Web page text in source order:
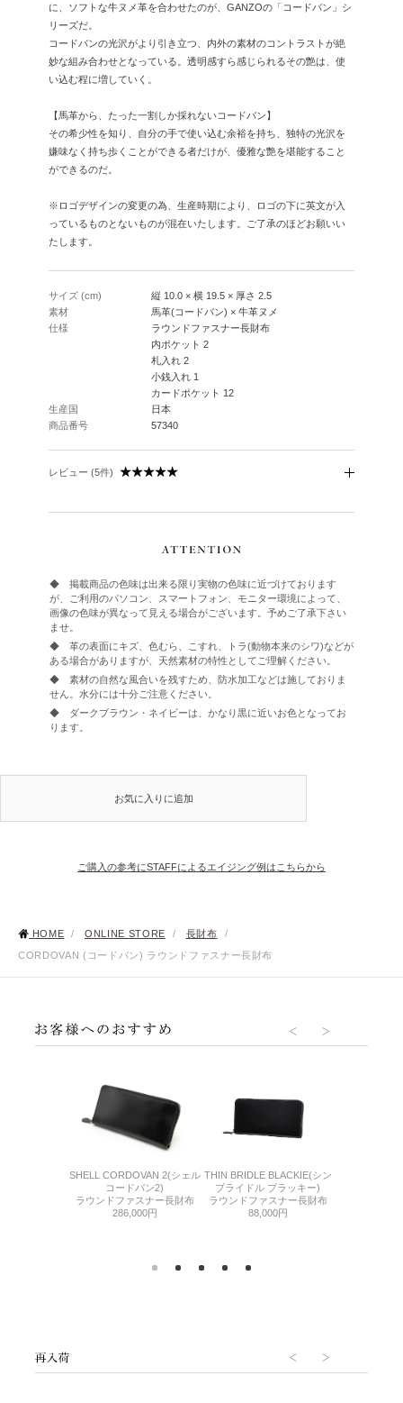
に、ソフトな牛ヌメ革を合わせたのが、GANZOの「コードバン」シ
リーズだ。
コードバンの光沢がより引き立つ、内外の素材のコントラストが絶
妙な組み合わせとなっている。透明感すら感じられるその艶は、使
い込む程に増していく。
【馬革から、たった一割しか採れないコードバン】
その希少性を知り、自分の手で使い込む余裕を持ち、独特の光沢を
嫌味なく持ち歩くことができる者だけが、優雅な艶を堪能すること
ができるのだ。
※ロゴデザインの変更の為、生産時期により、ロゴの下に英文が入
っているものとないものが混在いたします。ご了承のほどお願いい
たします。
サイズ (cm)
縦 10.0 × 横 19.5 × 厚さ 2.5
素材
馬革(コードバン) × 牛革ヌメ
仕様
ラウンドファスナー長財布
内ポケット 2
札入れ 2
小銭入れ 1
カードポケット 12
生産国
日本
商品番号
57340
レビュー (5件)
◆ 掲載商品の色味は出来る限り実物の色味に近づけております
が、ご利用のパソコン、スマートフォン、モニター環境によって、
画像の色味が異なって見える場合がございます。予めご了承下さい
ませ。
◆ 革の表面にキズ、色むら、こすれ、トラ(動物本来のシワ)などが
ある場合がありますが、天然素材の特性としてご理解ください。
◆ 素材の自然な風合いを残すため、防水加工などは施しておりま
せん。水分には十分ご注意ください。
◆ ダークブラウン・ネイビーは、かなり黒に近いお色となってお
ります。
お気に入りに追加
ご購入の参考にSTAFFによるエイジング例はこちらから
HOME / ONLINE STORE / 長財布
/
CORDOVAN (コードバン) ラウンドファスナー長財布
SHELL CORDOVAN 2(シェル
コードバン2)
ラウンドファスナー長財布
286,000円
THIN BRIDLE BLACKIE(シン
ブライドル ブラッキー)
ラウンドファスナー長財布
88,000円